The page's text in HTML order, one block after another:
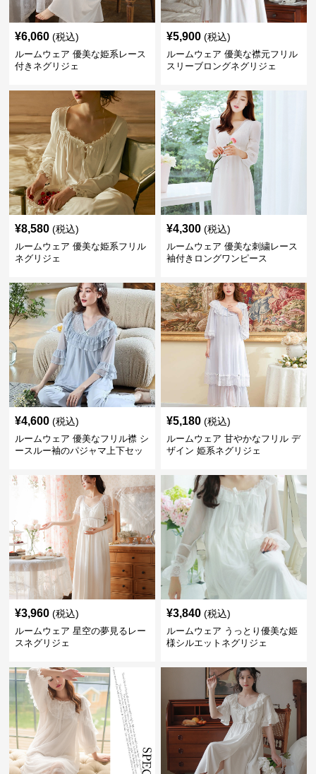
¥6,060 (税込)
ルームウェア 優美な姫系レース
付きネグリジェ
¥5,900 (税込)
ルームウェア 優美な襟元フリル
スリーブロングネグリジェ
¥8,580 (税込)
ルームウェア 優美な姫系フリル
ネグリジェ
¥4,300 (税込)
ルームウェア 優美な刺繍レース
袖付きロングワンピース
¥4,600 (税込)
ルームウェア 優美なフリル襟 シ
ースルー袖のパジャマ上下セッ
¥5,180 (税込)
ルームウェア 甘やかなフリル デ
ザイン 姫系ネグリジェ
¥3,960 (税込)
ルームウェア 星空の夢見るレー
スネグリジェ
¥3,840 (税込)
ルームウェア うっとり優美な姫
様シルエットネグリジェ